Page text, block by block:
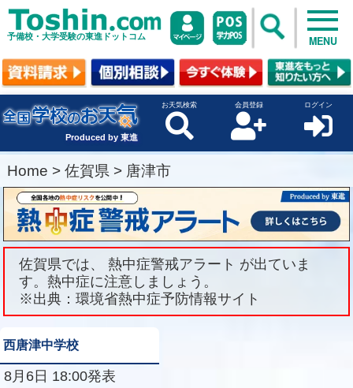
予備校・大学受験の東進ドットコム MENU
Produced by 東進
お天気検索 会員登録 ログイン
Home > 佐賀県 > 唐津市
佐賀県では、 熱中症警戒アラート が出ていま
す。熱中症に注意しましょう。
※出典：環境省熱中症予防情報サイト
西唐津中学校
8月6日 18:00発表